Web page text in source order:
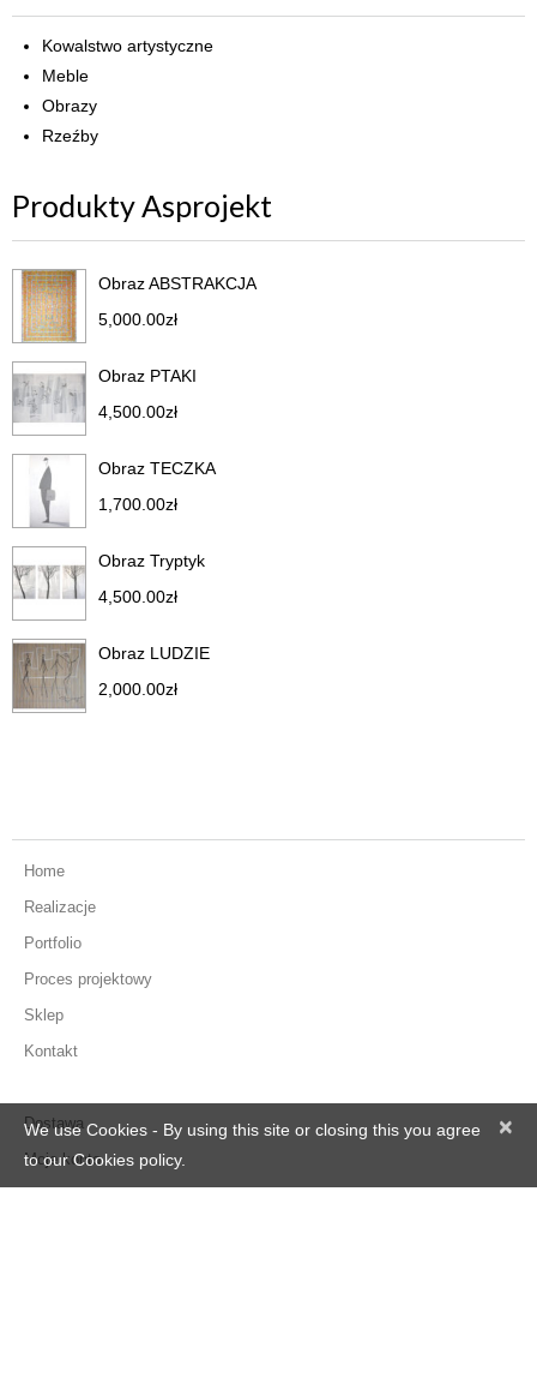
Kowalstwo artystyczne
Meble
Obrazy
Rzeźby
Produkty Asprojekt
Obraz ABSTRAKCJA
5,000.00zł
Obraz PTAKI
4,500.00zł
Obraz TECZKA
1,700.00zł
Obraz Tryptyk
4,500.00zł
Obraz LUDZIE
2,000.00zł
Home
Realizacje
Portfolio
Proces projektowy
Sklep
Kontakt
Dostawa
Moje konto
×
We use Cookies - By using this site or closing this you agree
to our Cookies policy.